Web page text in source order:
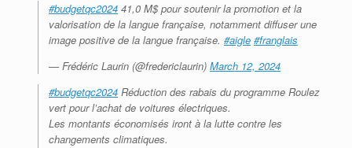
#budgetqc2024 41,0 M$ pour soutenir la promotion et la
valorisation de la langue française, notamment diffuser une
image positive de la langue française. #aigle #franglais
— Frédéric Laurin (@fredericlaurin) March 12, 2024
#budgetqc2024 Réduction des rabais du programme Roulez
vert pour l’achat de voitures électriques.
Les montants économisés iront à la lutte contre les
changements climatiques.